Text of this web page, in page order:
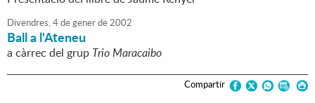
Divendres,4degenerde2002
Ball a l'Ateneu
a càrrec del grup Trio Maracaibo
Compartir